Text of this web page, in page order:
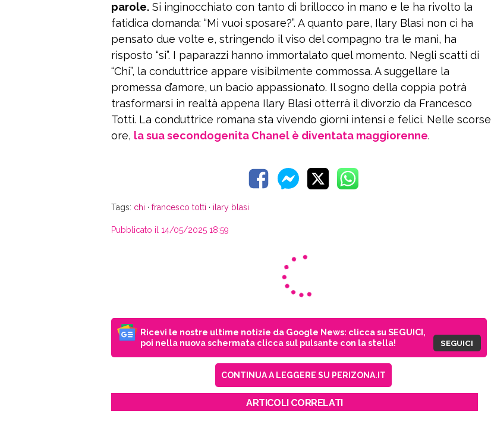
parole. Si inginocchiato con tanto di brillocco in mano e le ha rivolto la
fatidica domanda: “Mi vuoi sposare?”. A quanto pare, Ilary Blasi non ci ha
pensato due volte e, stringendo il viso del compagno tra le mani, ha
risposto “sì”. I paparazzi hanno immortalato quel momento. Negli scatti di
“Chi”, la conduttrice appare visibilmente commossa. A suggellare la
promessa d’amore, un bacio appassionato. Il sogno della coppia potrà
trasformarsi in realtà appena Ilary Blasi otterrà il divorzio da Francesco
Totti. La conduttrice romana sta vivendo giorni intensi e felici. Nelle scorse
ore, la sua secondogenita Chanel è diventata maggiorenne.
Tags: chi · francesco totti · ilary blasi
Pubblicato il 14/05/2025 18:59
Ricevi le nostre ultime notizie da Google News: clicca su SEGUICI,
poi nella nuova schermata clicca sul pulsante con la stella!
SEGUICI
CONTINUA A LEGGERE SU PERIZONA.IT
ARTICOLI CORRELATI